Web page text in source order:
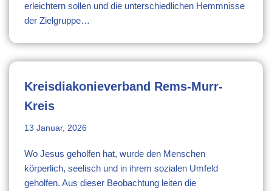
erleichtern sollen und die unterschiedlichen Hemmnisse
der Zielgruppe…
Kreisdiakonieverband Rems-Murr-
Kreis
13 Januar, 2026
Wo Jesus geholfen hat, wurde den Menschen
körperlich, seelisch und in ihrem sozialen Umfeld
geholfen. Aus dieser Beobachtung leiten die